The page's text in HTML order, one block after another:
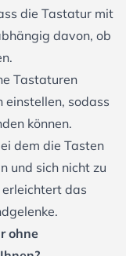
die Tastatur mit
davon, ob
Tastaturen
einstellen, sodass
können.
dem die Tasten
und sich nicht zu
das
ohne